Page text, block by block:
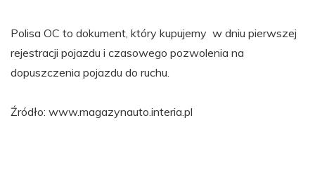
Polisa OC to dokument, który kupujemy w dniu pierwszej
rejestracji pojazdu i czasowego pozwolenia na
dopuszczenia pojazdu do ruchu.
Źródło: www.magazynauto.interia.pl